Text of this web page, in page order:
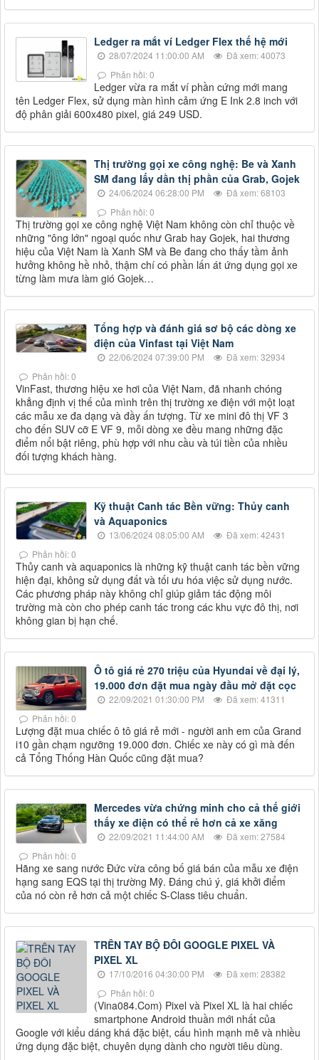
Ledger ra mắt ví Ledger Flex thế hệ mới
28/07/2024 11:00:00 AM
Đã xem: 40073
Phản hồi: 0
Ledger vừa ra mắt ví phần cứng mới mang
tên Ledger Flex, sử dụng màn hình cảm ứng E Ink 2.8 inch với
độ phân giải 600x480 pixel, giá 249 USD.
Thị trường gọi xe công nghệ: Be và Xanh
SM đang lấy dần thị phần của Grab, Gojek
24/06/2024 06:28:00 PM
Đã xem: 68103
Phản hồi: 0
Thị trường gọi xe công nghệ Việt Nam không còn chỉ thuộc về
những "ông lớn" ngoại quốc như Grab hay Gojek, hai thương
hiệu của Việt Nam là Xanh SM và Be đang cho thấy tầm ảnh
hưởng không hề nhỏ, thậm chí có phần lấn át ứng dụng gọi xe
từng làm mưa làm gió Gojek…
Tổng hợp và đánh giá sơ bộ các dòng xe
điện của Vinfast tại Việt Nam
22/06/2024 07:39:00 PM
Đã xem: 32934
Phản hồi: 0
VinFast, thương hiệu xe hơi của Việt Nam, đã nhanh chóng
khẳng định vị thế của mình trên thị trường xe điện với một loạt
các mẫu xe đa dạng và đầy ấn tượng. Từ xe mini đô thị VF 3
cho đến SUV cỡ E VF 9, mỗi dòng xe đều mang những đặc
điểm nổi bật riêng, phù hợp với nhu cầu và túi tiền của nhiều
đối tượng khách hàng.
Kỹ thuật Canh tác Bền vững: Thủy canh
và Aquaponics
13/06/2024 08:05:00 AM
Đã xem: 42431
Phản hồi: 0
Thủy canh và aquaponics là những kỹ thuật canh tác bền vững
hiện đại, không sử dụng đất và tối ưu hóa việc sử dụng nước.
Các phương pháp này không chỉ giúp giảm tác động môi
trường mà còn cho phép canh tác trong các khu vực đô thị, nơi
không gian bị hạn chế.
Ô tô giá rẻ 270 triệu của Hyundai về đại lý,
19.000 đơn đặt mua ngày đầu mở đặt cọc
22/09/2021 01:30:00 PM
Đã xem: 41311
Phản hồi: 0
Lượng đặt mua chiếc ô tô giá rẻ mới - người anh em của Grand
i10 gần chạm ngưỡng 19.000 đơn. Chiếc xe này có gì mà đến
cả Tổng Thống Hàn Quốc cũng đặt mua?
Mercedes vừa chứng minh cho cả thế giới
thấy xe điện có thể rẻ hơn cả xe xăng
22/09/2021 11:44:00 AM
Đã xem: 27584
Phản hồi: 0
Hãng xe sang nước Đức vừa công bố giá bán của mẫu xe điện
hạng sang EQS tại thị trường Mỹ. Đáng chú ý, giá khởi điểm
của nó còn rẻ hơn cả một chiếc S-Class tiêu chuẩn.
TRÊN TAY BỘ ĐÔI GOOGLE PIXEL VÀ
PIXEL XL
17/10/2016 04:30:00 PM
Đã xem: 28382
Phản hồi: 0
(Vina084.Com) Pixel và Pixel XL là hai chiếc
smartphone Android thuần mới nhất của
Google với kiểu dáng khá đặc biệt, cấu hình mạnh mẽ và nhiều
ứng dụng đặc biệt, chuyên dụng dành cho người tiêu dùng.